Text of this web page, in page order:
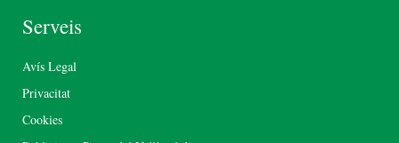
Serveis
Avís Legal
Privacitat
Cookies